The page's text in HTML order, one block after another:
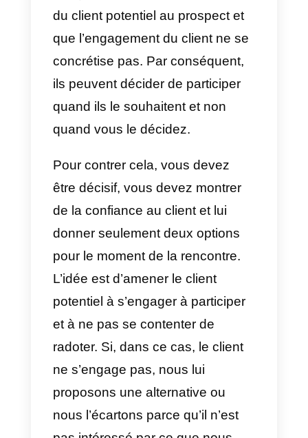
mots inutiles.
3) Faire comprendre
l’importance de l’aide
L’idée de ce point est de faire
gagnera à vous parler, afin qu’il
comprenne la raison pour
il devrait participer et ne pas vous
laisser passer.
L’une des principales raisons
pour lesquelles une personne ne
se rend pas à la démo est qu’elle
pense que le vendeur ne veut
que lui vendre. Lorsqu’une